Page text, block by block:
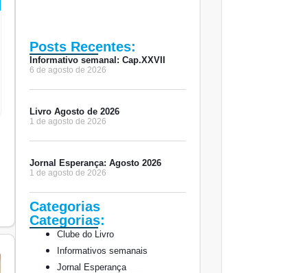
Posts Recentes:
Informativo semanal: Cap.XXVII
6 de agosto de 2026
Livro Agosto de 2026
1 de agosto de 2026
Jornal Esperança: Agosto 2026
1 de agosto de 2026
Categorias:
Categorias
Clube do Livro
Informativos semanais
Jornal Esperança